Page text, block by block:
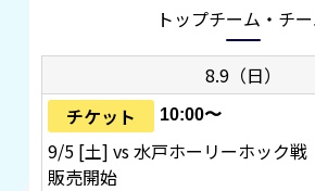
トップチーム・チ
8.9（日）
チケット
10:00〜
9/5 [土] vs 水戸ホーリーホック戦
販売開始